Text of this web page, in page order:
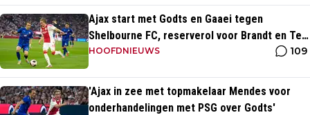
Ajax start met Godts en Gaaei tegen
Shelbourne FC, reserverol voor Brandt en Ter
Stegen
HOOFDNIEUWS 109
'Ajax in zee met topmakelaar Mendes voor
onderhandelingen met PSG over Godts'